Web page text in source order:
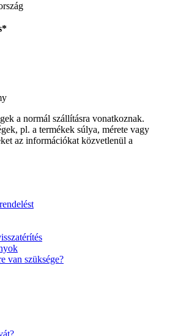
a normál szállításra vonatkoznak.
pl. a termékek súlya, mérete vagy
az információkat közvetlenül a
van szüksége?